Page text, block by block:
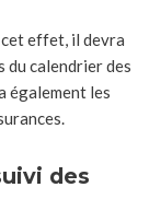
effet, il devra
calendrier des
également les
des